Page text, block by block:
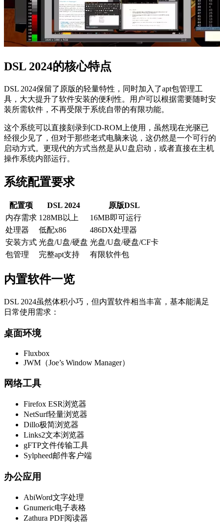
DSL 2024的核心特点
DSL 2024保留了原版的轻量特性，同时加入了apt包管理工
具，大大提升了软件安装的便利性。用户可以根据需要随时安
装所需软件，不再受限于系统自带的有限功能。
这个系统可以直接刻录到CD-ROM上使用，虽然现在光驱已
经很少见了，但对于那些老式电脑来说，这仍然是一个可行的
启动方式。更现代的方式当然是从U盘启动，或者直接在主机
操作系统内部运行。
系统配置要求
配置项 DSL 2024
原版DSL
内存需求 128MB以上
16MB即可运行
处理器
低配x86
486DX处理器
安装方式 光盘/U盘/硬盘 光盘/U盘/硬盘/CF卡
包管理
完整apt支持 有限软件包
内置软件一览
DSL 2024虽然体积小巧，但内置软件相当丰富，基本能满足
日常使用需求：
桌面环境
Fluxbox
JWM（Joe’s Window Manager）
网络工具
Firefox ESR浏览器
NetSurf轻量浏览器
Dillo极简浏览器
Links2文本浏览器
gFTP文件传输工具
Sylpheed邮件客户端
办公应用
AbiWord文字处理
Gnumeric电子表格
Zathura PDF阅读器